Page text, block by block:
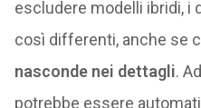
escludere modelli ibridi, i
così differenti, anche se
nasconde nei dettagli.
potrebbe essere